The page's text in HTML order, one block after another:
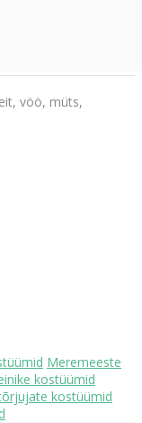
vöö, müts,
Meremeeste
kostüümid
kostüümid